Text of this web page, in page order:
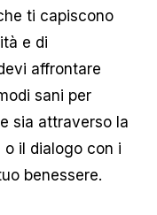
ti capiscono
e di
affrontare
sani per
sia attraverso la
il dialogo con i
benessere.